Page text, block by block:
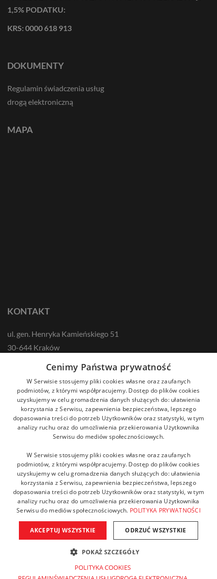
1,5% PODATKU:
KRS: 0000 618 913
DOKUMENTY
Regulamin świadczenia usług
drogą elektroniczną
MAPA
KONTAKT
ul. gen. Henryka Kamieńskiego 51
30-644 Kraków
kontakt@zikodlazdrowia.org
DOWIEDZ SIĘ WIĘCEJ!
Copyright © 2021 Fundacja ZIKO dla zdrowia. Wszelkie prawa
zastrzeżone. Powered by AMGS.
Cenimy Państwa prywatność
W Serwisie stosujemy pliki cookies własne oraz zaufanych
podmiotów, z którymi współpracujemy. Dostęp do plików cookies
uzyskujemy w celu gromadzenia danych służących do: ułatwienia
korzystania z Serwisu, zapewnienia bezpieczeństwa, lepszego
dopasowania treści do potrzeb Użytkowników oraz statystyki, w tym
analizy ruchu oraz do umożliwienia przekierowania Użytkownika
Serwisu do mediów społecznościowych.
W Serwisie stosujemy pliki cookies własne oraz zaufanych
podmiotów, z którymi współpracujemy. Dostęp do plików cookies
uzyskujemy w celu gromadzenia danych służących do: ułatwienia
korzystania z Serwisu, zapewnienia bezpieczeństwa, lepszego
dopasowania treści do potrzeb Użytkowników oraz statystyki, w tym
analizy ruchu oraz do umożliwienia przekierowania Użytkownika
Serwisu do mediów społecznościowych. POLITYKA PRYWATNOŚCI
AKCEPTUJ WSZYSTKIE ODRZUĆ WSZYSTKIE
POKAŻ SZCZEGÓŁY
POLITYKA COOKIES